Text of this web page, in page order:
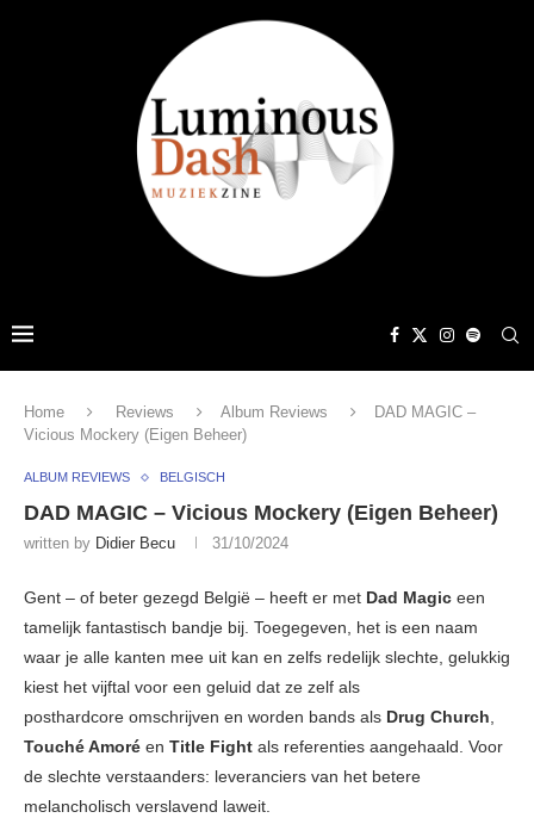
Home Reviews Album Reviews
DAD MAGIC –
Vicious Mockery (Eigen Beheer)
ALBUM REVIEWS BELGISCH
DAD MAGIC – Vicious Mockery (Eigen Beheer)
written by Didier Becu 31/10/2024
Gent – of beter gezegd België – heeft er met Dad Magic een
tamelijk fantastisch bandje bij. Toegegeven, het is een naam
waar je alle kanten mee uit kan en zelfs redelijk slechte, gelukkig
kiest het vijftal voor een geluid dat ze zelf als
posthardcore omschrijven en worden bands als Drug Church,
Touché Amoré en Title Fight als referenties aangehaald. Voor
de slechte verstaanders: leveranciers van het betere
melancholisch verslavend laweit.